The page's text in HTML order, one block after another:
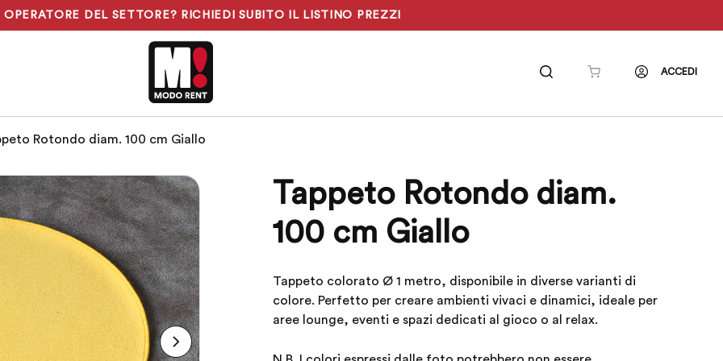
OPERATORE DEL SETTORE? RICHIEDI SUBITO IL LISTINO PREZZI
ACCEDI
Rotondo diam. 100 cm Giallo
Tappeto Rotondo diam.
100 cm Giallo
Tappeto colorato Ø 1 metro, disponibile in diverse varianti di
colore. Perfetto per creare ambienti vivaci e dinamici, ideale per
aree lounge, eventi e spazi dedicati al gioco o al relax.